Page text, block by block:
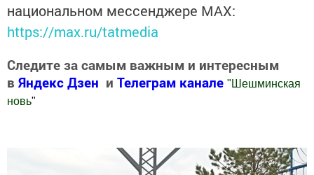
национальном мессенджере MАХ:
https://max.ru/tatmedia
Следите за самым важным и интересным
в Яндекс Дзен и Телеграм канале " Шешминская
новь"